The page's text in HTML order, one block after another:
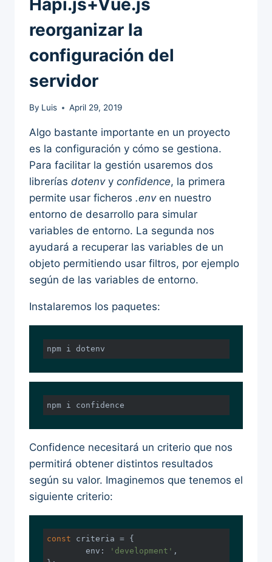
reorganizar la
configuración del
servidor
By Luis April 29, 2019
Algo bastante importante en un proyecto
es la configuración y cómo se gestiona.
Para facilitar la gestión usaremos dos
librerías dotenvy confidence, la primera
permite usar ficheros .enven nuestro
entorno de desarrollo para simular
variables de entorno. La segunda nos
ayudará a recuperar las variables de un
objeto permitiendo usar filtros, por ejemplo
según de las variables de entorno.
Instalaremos los paquetes:
npm i dotenv
npm i confidence
Confidence necesitará un criterio que nos
permitirá obtener distintos resultados
según su valor. Imaginemos que tenemos el
siguiente criterio:
const criteria = {
env : 'development' ,